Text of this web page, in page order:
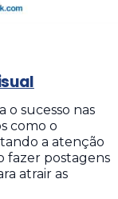
o sucesso nas
como o
a atenção
fazer postagens
atrair as